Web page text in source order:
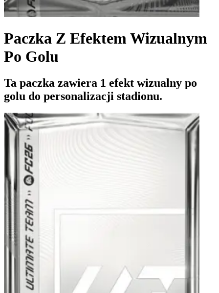
Paczka Z Efektem Wizualnym
Po Golu
Ta paczka zawiera 1 efekt wizualny po
golu do personalizacji stadionu.